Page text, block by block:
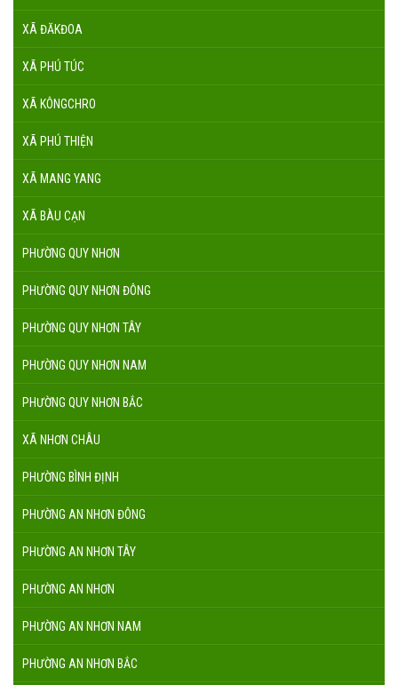
XÃ ĐĂKĐOA
XÃ PHÚ TÚC
XÃ KÔNGCHRO
XÃ PHÚ THIỆN
XÃ MANG YANG
XÃ BÀU CẠN
PHƯỜNG QUY NHƠN
PHƯỜNG QUY NHƠN ĐÔNG
PHƯỜNG QUY NHƠN TÂY
PHƯỜNG QUY NHƠN NAM
PHƯỜNG QUY NHƠN BẮC
XÃ NHƠN CHÂU
PHƯỜNG BÌNH ĐỊNH
PHƯỜNG AN NHƠN ĐÔNG
PHƯỜNG AN NHƠN TÂY
PHƯỜNG AN NHƠN
PHƯỜNG AN NHƠN NAM
PHƯỜNG AN NHƠN BẮC